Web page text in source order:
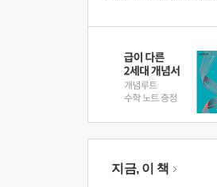
지금, 이 책